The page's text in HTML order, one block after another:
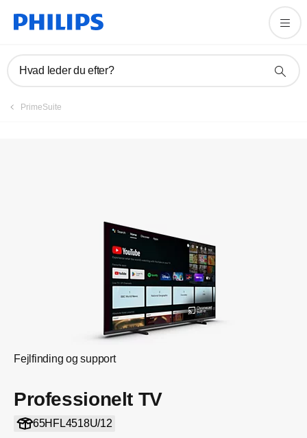
Hvad leder du efter?
PrimeSuite
Fejlfinding og support
Professionelt TV
65HFL4518U/12
Registrer produkt